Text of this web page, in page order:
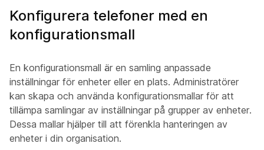
Konfigurera telefoner med en
konfigurationsmall
En konfigurationsmall är en samling anpassade
inställningar för enheter eller en plats. Administratörer
kan skapa och använda konfigurationsmallar för att
tillämpa samlingar av inställningar på grupper av enheter.
Dessa mallar hjälper till att förenkla hanteringen av
enheter i din organisation.